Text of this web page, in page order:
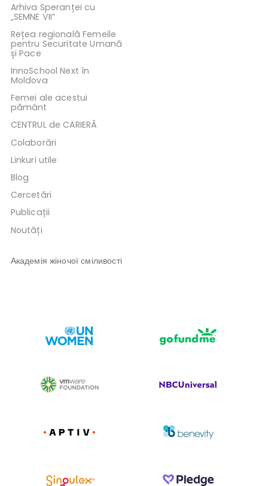
Arhiva Speranței cu
„SEMNE VII”
Rețea regională Femeile
pentru Securitate Umană
și Pace
InnoSchool Next în
Moldova
Femei ale acestui
pământ
CENTRUL de CARIERĂ
Colaborări
Linkuri utile
Blog
Cercetări
Publicații
Noutăți
Академія жіночої сміливості